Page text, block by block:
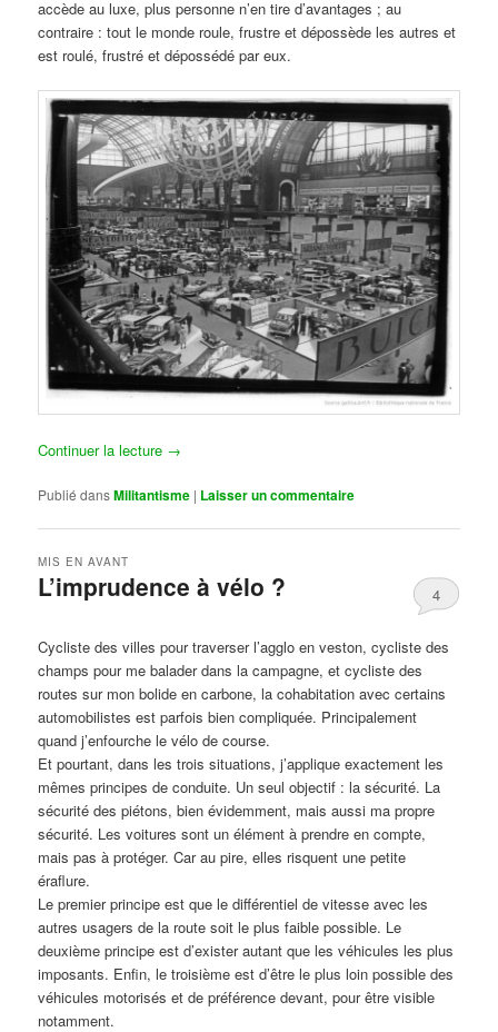
accède au luxe, plus personne n’en tire d’avantages ; au
contraire : tout le monde roule, frustre et dépossède les autres et
est roulé, frustré et dépossédé par eux.
Continuer la lecture →
Publié dansMilitantisme | Laisser un commentaire
L’imprudence à vélo ?
MIS EN AVANT
4
Cycliste des villes pour traverser l’agglo en veston, cycliste des
champs pour me balader dans la campagne, et cycliste des
routes sur mon bolide en carbone, la cohabitation avec certains
automobilistes est parfois bien compliquée. Principalement
quand j’enfourche le vélo de course.
Et pourtant, dans les trois situations, j’applique exactement les
mêmes principes de conduite. Un seul objectif : la sécurité. La
sécurité des piétons, bien évidemment, mais aussi ma propre
sécurité. Les voitures sont un élément à prendre en compte,
mais pas à protéger. Car au pire, elles risquent une petite
éraflure.
Le premier principe est que le différentiel de vitesse avec les
autres usagers de la route soit le plus faible possible. Le
deuxième principe est d’exister autant que les véhicules les plus
imposants. Enfin, le troisième est d’être le plus loin possible des
véhicules motorisés et de préférence devant, pour être visible
notamment.